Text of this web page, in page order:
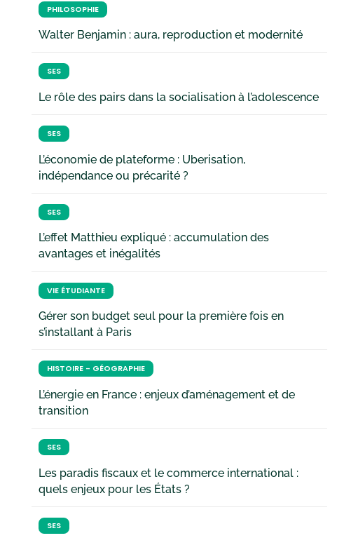
PHILOSOPHIE
Walter Benjamin : aura, reproduction et modernité
SES
Le rôle des pairs dans la socialisation à l’adolescence
SES
L’économie de plateforme : Uberisation,
indépendance ou précarité ?
SES
L’effet Matthieu expliqué : accumulation des
avantages et inégalités
VIE ÉTUDIANTE
Gérer son budget seul pour la première fois en
s’installant à Paris
HISTOIRE - GÉOGRAPHIE
L’énergie en France : enjeux d’aménagement et de
transition
SES
Les paradis fiscaux et le commerce international :
quels enjeux pour les États ?
SES